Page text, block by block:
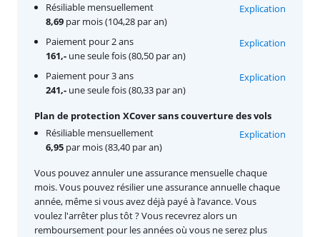
Résiliable mensuellement
8,69 par mois (104,28 par an)
Explication
Paiement pour 2 ans
161,- une seule fois (80,50 par an)
Explication
Paiement pour 3 ans
241,- une seule fois (80,33 par an)
Explication
Plan de protection XCover sans couverture des vols
Résiliable mensuellement
6,95 par mois (83,40 par an)
Explication
Vous pouvez annuler une assurance mensuelle chaque
mois. Vous pouvez résilier une assurance annuelle chaque
année, même si vous avez déjà payé à l’avance. Vous
voulez l'arrêter plus tôt ? Vous recevrez alors un
remboursement pour les années où vous ne serez plus